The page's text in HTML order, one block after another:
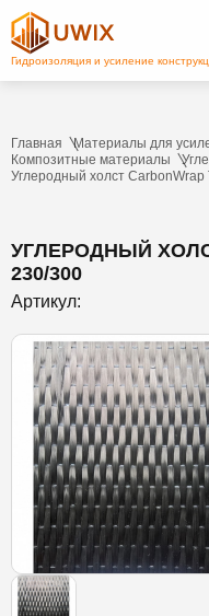
Главная
Материалы для
Композитные материалы
Углеродный холст CarbonWrap
УГЛЕРОДНЫЙ
230/300
Артикул: